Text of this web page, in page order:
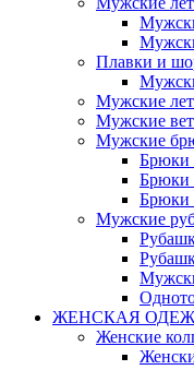
Плавки и
Мужские
Мужские
Мужские
Брюки
Брюки
Брюки
Мужские
ЖЕНСКАЯ
Женские